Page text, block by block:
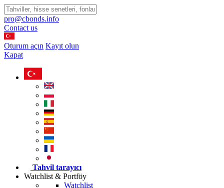
pro@cbonds.info
Contact us
Oturum açın Kayıt olun
Kapat
Tahvil tarayıcı
Watchlist & Portföy
Watchlist